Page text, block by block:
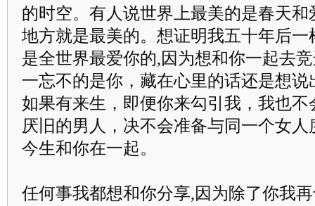
的时空。有人说世界上最美的是春天
地方就是最美的。想证明我五十年后
是全世界最爱你的,因为想和你一起去
一忘不的是你，藏在心里的话还是想说
如果有来生，即便你来勾引我，我也
厌旧的男人，决不会准备与同一个女
今生和你在一起。
任何事我都想和你分享,因为除了你我